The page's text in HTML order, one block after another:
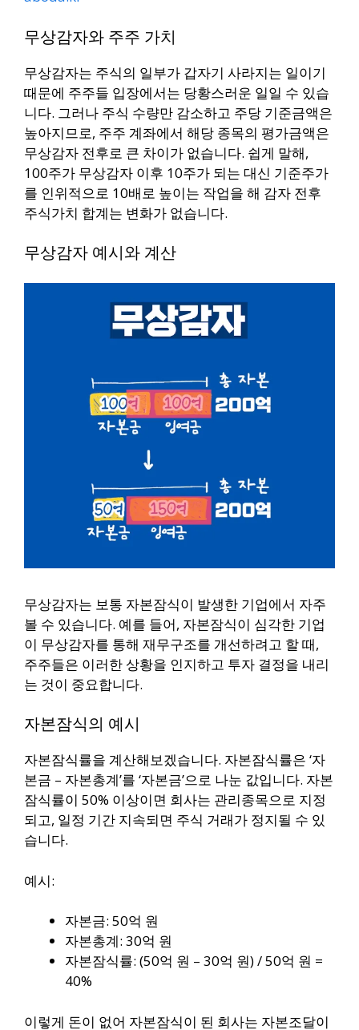
무상감자와 주주 가치
무상감자는 주식의 일부가 갑자기 사라지는 일이기
때문에 주주들 입장에서는 당황스러운 일일 수 있습
니다. 그러나 주식 수량만 감소하고 주당 기준금액은
높아지므로, 주주 계좌에서 해당 종목의 평가금액은
무상감자 전후로 큰 차이가 없습니다. 쉽게 말해,
100주가 무상감자 이후 10주가 되는 대신 기준주가
를 인위적으로 10배로 높이는 작업을 해 감자 전후
주식가치 합계는 변화가 없습니다.
무상감자 예시와 계산
무상감자는 보통 자본잠식이 발생한 기업에서 자주
볼 수 있습니다. 예를 들어, 자본잠식이 심각한 기업
이 무상감자를 통해 재무구조를 개선하려고 할 때,
주주들은 이러한 상황을 인지하고 투자 결정을 내리
는 것이 중요합니다.
자본잠식의 예시
자본잠식률을 계산해보겠습니다. 자본잠식률은 ‘자
본금 – 자본총계’를 ‘자본금’으로 나눈 값입니다. 자본
잠식률이 50% 이상이면 회사는 관리종목으로 지정
되고, 일정 기간 지속되면 주식 거래가 정지될 수 있
습니다.
예시:
자본금: 50억 원
자본총계: 30억 원
자본잠식률: (50억 원 – 30억 원) / 50억 원 =
40%
이렇게 돈이 없어 자본잠식이 된 회사는 자본조달이